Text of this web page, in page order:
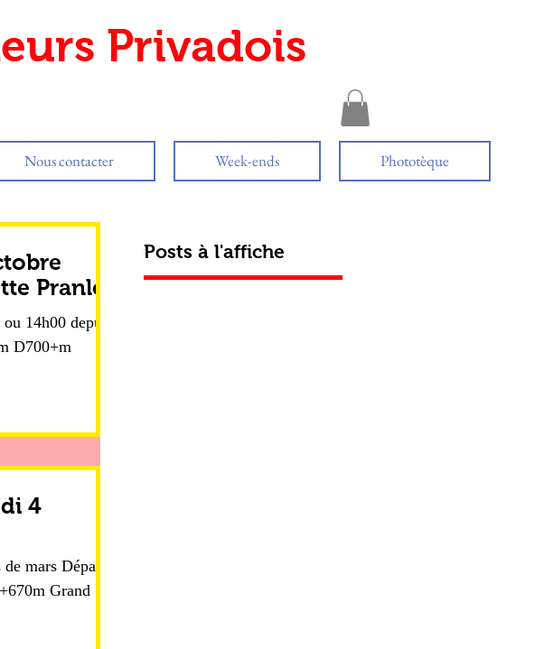
Privadois
Nous contacter Week-ends Phototèque
Pranles
14h00 depuis
D700+m
4
mars Départ
Grand
Posts à l'affiche